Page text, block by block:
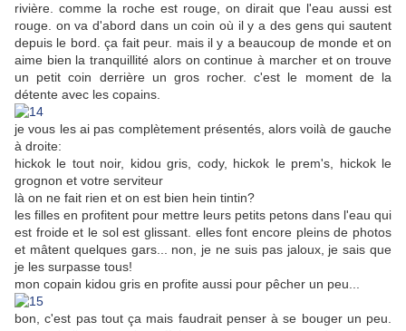
rivière. comme la roche est rouge, on dirait que l'eau aussi est
rouge. on va d'abord dans un coin où il y a des gens qui sautent
depuis le bord. ça fait peur. mais il y a beaucoup de monde et on
aime bien la tranquillité alors on continue à marcher et on trouve
un petit coin derrière un gros rocher. c'est le moment de la
détente avec les copains.
je vous les ai pas complètement présentés, alors voilà de gauche
à droite:
hickok le tout noir, kidou gris, cody, hickok le prem's, hickok le
grognon et votre serviteur
là on ne fait rien et on est bien hein tintin?
les filles en profitent pour mettre leurs petits petons dans l'eau qui
est froide et le sol est glissant. elles font encore pleins de photos
et mâtent quelques gars... non, je ne suis pas jaloux, je sais que
je les surpasse tous!
mon copain kidou gris en profite aussi pour pêcher un peu...
bon, c'est pas tout ça mais faudrait penser à se bouger un peu.